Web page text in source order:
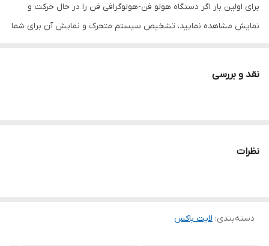
برای اولین بار اگر دستگاه هولو فن-هولوگرافی فن را در حال حرکت و
نمایش مشاهده نمایید، تشخیص سیستم متحرک و نمایش آن برای شما
از بارگزاری شروع به چرخش مانند پنکه کرده (البته بادی تولید نمی
نقد و بررسی
نظرات
دسته‌بندی: لایت باکس